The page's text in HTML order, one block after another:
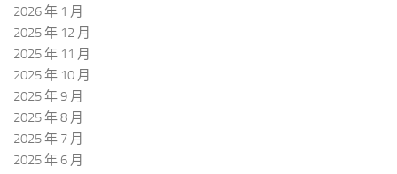
2026 年 1 月
2025 年 12 月
2025 年 11 月
2025 年 10 月
2025 年 9 月
2025 年 8 月
2025 年 7 月
2025 年 6 月